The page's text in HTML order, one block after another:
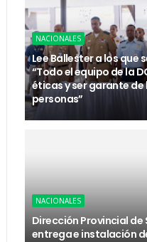
NACIONALES
Lee Ballester a los
“Todo el equipo de la
éticas y ser garante de
personas”
NACIONALES
Dirección Provincial
entrega e instalación